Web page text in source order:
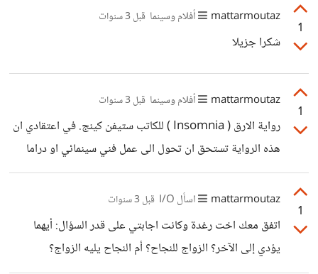
8%A3%D8%A9_(%D9%81%D9%8A%D9%84%D9
%85)
1
mattarmoutaz أفلام وسينما قبل 3 سنوات
شكرا جزيلا
1
mattarmoutaz أفلام وسينما قبل 3 سنوات
رواية الارق ( Insomnia ) للكاتب ستيفن كينج. في اعتقادي ان
هذه الرواية تستحق ان تحول الى عمل فني سينمائي او دراما
فهذا العمل ابداعي مشوق وجميع الشخصيات داخله تنبض
بالحيوية بكل دقة بحيث تغوص تدريجيا في هذه المعالجة
الخيالية والحبكة التي تشعرك بالقشعريرة المروعة بشكل تدريجي
والتي تعكس النفس البشرية وتجعل جميع الشخصيات واقعية
قابلة للتصديق.
1
mattarmoutaz اسأل I/O قبل 3 سنوات
اتفق معك اخت رغدة وكانت اجابتي على قدر السؤال: أيهما
يؤدي إلى الآخر؟ الزواج للنجاح؟ أم النجاح يليه الزواج؟